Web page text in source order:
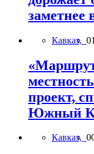
заметнее
Кавказ,
проект,
Южный
Кавказ,